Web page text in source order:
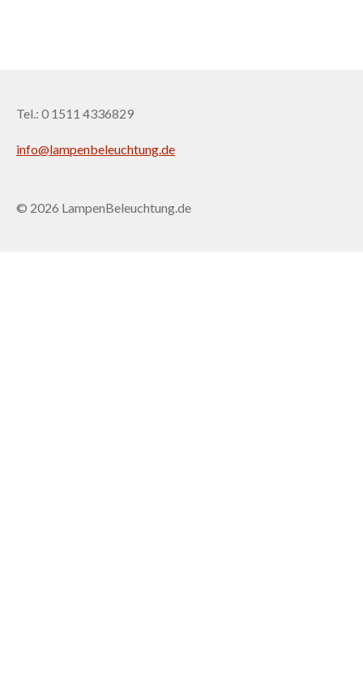
Tel.: 0 1511 4336829
info@lampenbeleuchtung.de
© 2026 LampenBeleuchtung.de